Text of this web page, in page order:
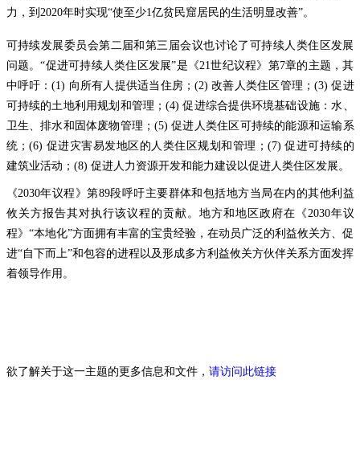
力，到2020年时实现“使至少1亿贫民窟居民的生活明显改善”。
可持续发展委员会第二届和第三届会议也讨论了可持续人类住区发展
问题。“促进可持续人类住区发展”是《21世纪议程》第7章的主题，其
中呼吁：(1) 向所有人提供适当住房；(2) 改善人类住区管理；(3) 促进
可持续的土地利用规划和管理；(4) 促进综合提供环境基础设施：水、
卫生、排水和固体废物管理；(5) 促进人类住区可持续的能源和运输系
统；(6) 促进灾害易发地区的人类住区规划和管理；(7) 促进可持续的
建筑业活动；(8) 促进人力资源开发和能力建设以促进人类住区发展。
《2030年议程》第89段呼吁主要群体和包括地方当局在内的其他利益
攸关方报告其对执行该议程的贡献。地方和地区政府在《2030年议
程》“本地化”方面拥有丰富的宝贵经验，在动员广泛的利益攸关方、促
进“自下而上”和包容的进程以及形成多方利益攸关方伙伴关系方面发挥
着领导作用。
欲了解关于这一主题的更多信息和文件， 请访问此链接